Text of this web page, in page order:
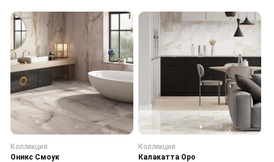
Коллекция
Оникс Смоук
Коллекция
Калакатта Оро